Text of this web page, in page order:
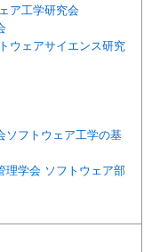
ア工学研究会
ウェアサイエンス研究
ソフトウェア工学の基
理学会 ソフトウェア部